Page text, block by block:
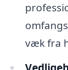
væk fra